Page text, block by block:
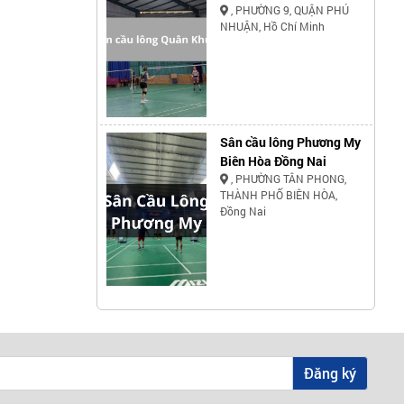
, PHƯỜNG 9, QUẬN PHÚ
NHUẬN, Hồ Chí Minh
Sân cầu lông Phương My
Biên Hòa Đồng Nai
, PHƯỜNG TÂN PHONG,
THÀNH PHỐ BIÊN HÒA,
Đồng Nai
Đăng ký